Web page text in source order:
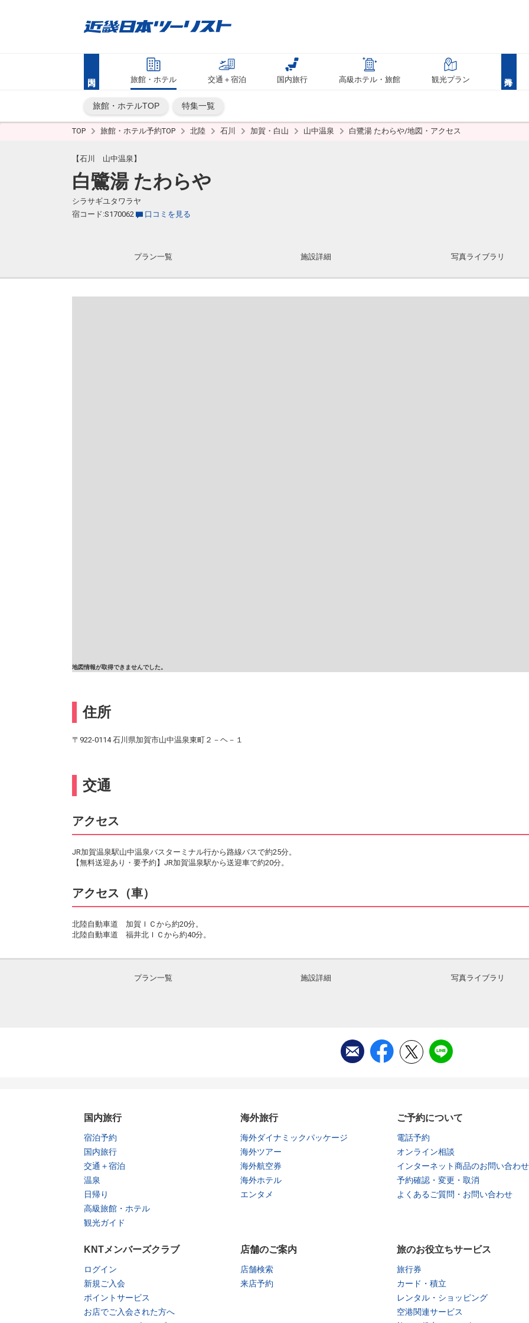
旅館・ホテル 交通＋宿泊 国内旅行 高級ホテル・旅館 観光プラン
旅館・ホテルTOP 特集一覧
TOP 旅館・ホテル予約TOP 北陸 石川 加賀・白山 山中温泉 白鷺湯 たわらや/地図・アクセス
【石川 山中温泉】
白鷺湯 たわらや
シラサギユタワラヤ
宿コード:S170062
口コミを見る
プラン一覧 施設詳細 写真ライブラリ
地図情報が取得できませんでした。
住所
〒922-0114 石川県加賀市山中温泉東町２－ヘ－１
交通
アクセス
JR加賀温泉駅山中温泉バスターミナル行から路線バスで約25分。
【無料送迎あり・要予約】JR加賀温泉駅から送迎車で約20分。
アクセス（車）
北陸自動車道 加賀ＩＣから約20分。
北陸自動車道 福井北ＩＣから約40分。
プラン一覧 施設詳細 写真ライブラリ
国内旅行
宿泊予約
国内旅行
交通＋宿泊
温泉
日帰り
高級旅館・ホテル
観光ガイド
海外旅行
海外ダイナミックパッケージ
海外ツアー
海外航空券
海外ホテル
エンタメ
ご予約について
電話予約
オンライン相談
インターネット商品のお問い合わせ
予約確認・変更・取消
よくあるご質問・お問い合わせ
KNTメンバーズクラブ
ログイン
新規ご入会
ポイントサービス
お店でご入会された方へ
店舗のご案内
店舗検索
来店予約
旅のお役立ちサービス
旅行券
カード・積立
レンタル・ショッピング
空港関連サービス